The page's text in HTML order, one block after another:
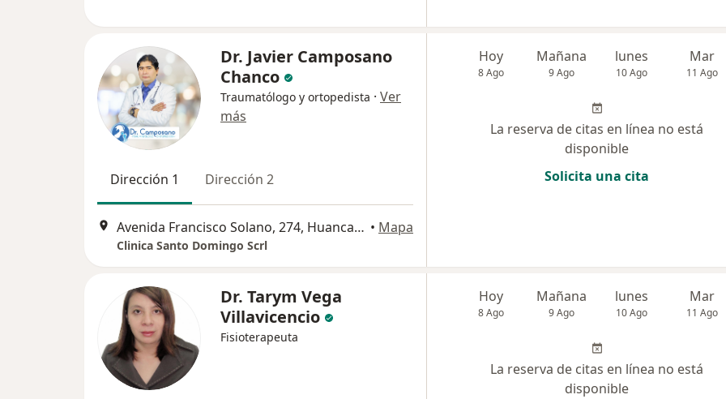
Dr. Javier Camposano
Chanco
Traumatólogo y ortopedista · Ver
más
Dirección 1 Dirección 2
Avenida Francisco Solano, 274, Huancayo • Mapa
Clinica Santo Domingo Scrl
Hoy
8 Ago
Mañana
9 Ago
lunes
10 Ago
Mar
11 Ago
La reserva de citas en línea no está
disponible
Solicita una cita
Dr. Tarym Vega
Villavicencio
Fisioterapeuta
Hoy
8 Ago
Mañana
9 Ago
lunes
10 Ago
Mar
11 Ago
La reserva de citas en línea no está
disponible